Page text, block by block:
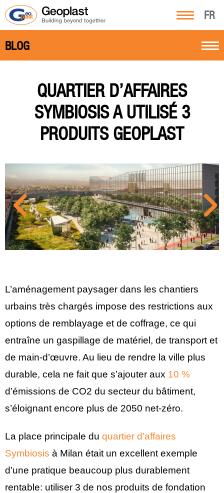
FR
BLOG
QUARTIER D’AFFAIRES
SYMBIOSIS A UTILISÉ 3
PRODUITS GEOPLAST
L’aménagement paysager dans les chantiers
urbains très chargés impose des restrictions aux
options de remblayage et de coffrage, ce qui
entraîne un gaspillage de matériel, de transport et
de main-d’œuvre. Au lieu de rendre la ville plus
durable, cela ne fait que s’ajouter aux 10 %
d’émissions de CO2 du secteur du bâtiment,
s’éloignant encore plus de 2050 net-zéro.
La place principale du quartier d’affaires
Symbiosis à Milan était un excellent exemple
d’une pratique beaucoup plus durablement
rentable: utiliser 3 de nos produits de fondation